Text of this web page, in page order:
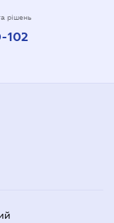
рішень
102